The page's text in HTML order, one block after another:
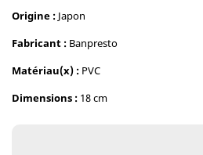
Origine : Japon
Fabricant : Banpresto
Matériau(x) : PVC
Dimensions : 18 cm